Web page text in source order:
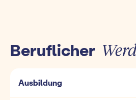
Beruflicher
Ausbildung